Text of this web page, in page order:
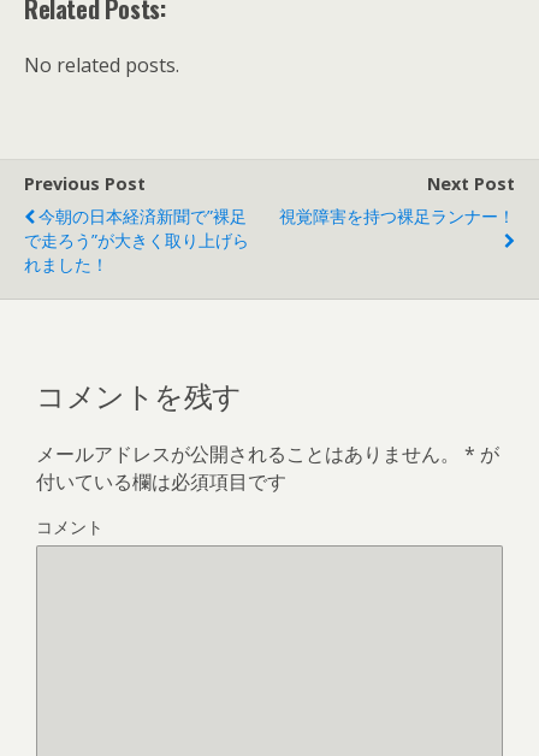
Related Posts:
No related posts.
Previous Post
今朝の日本経済新聞で”裸足
で走ろう”が大きく取り上げら
れました！
Next Post
視覚障害を持つ裸足ランナー！
コメントを残す
メールアドレスが公開されることはありません。 * が
付いている欄は必須項目です
コメント